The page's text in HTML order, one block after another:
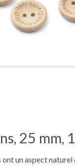
25 mm,
un aspect